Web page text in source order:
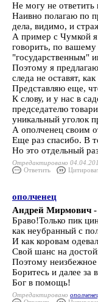
Не могу не ответить
Наивно полагаю по
дела, видимо, и
А пример с Чумкой я
говорить, по
"государственным"
Поэтому я
следа не оставят,
Представляю еще,
К слову, и у нас в
председателю
уникальный уголок
А ополченец своим
Еще раз спасибо. В
Но это отдельный
Отредактировано
Ответить
ополченец
Андрей Мирмович -
Браво!Только пик
как неубранный с
И как коровам
Свой шанс на
Поэтому
Боритесь и далее
Бог в помощь!
Отредактировано